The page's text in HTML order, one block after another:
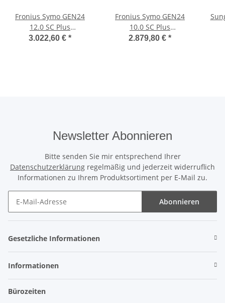
Fronius Symo GEN24
12.0 SC Plus
Hybridwechselrichter
3.022,60 € *
Fronius Symo GEN24
10.0 SC Plus
Hybridwechselrichter
2.879,80 € *
Newsletter Abonnieren
Bitte senden Sie mir entsprechend Ihrer
Datenschutzerklärung regelmäßig und jederzeit widerruflich
Informationen zu Ihrem Produktsortiment per E-Mail zu.
Abonnieren
Gesetzliche Informationen
Informationen
Bürozeiten